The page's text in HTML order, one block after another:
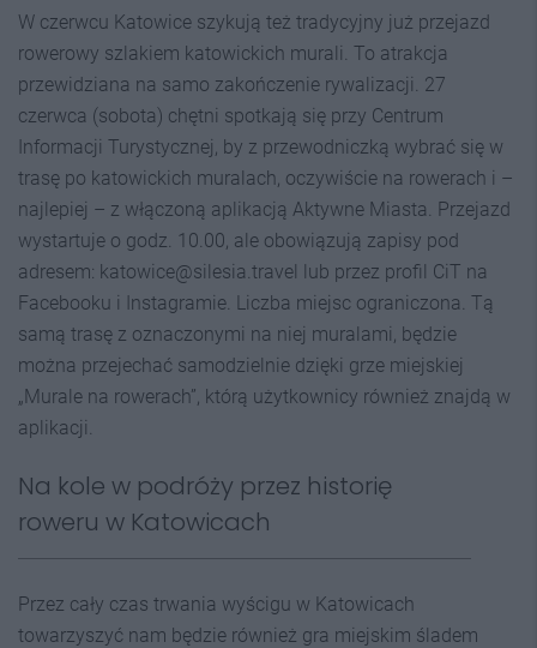
W czerwcu Katowice szykują też tradycyjny już przejazd
rowerowy szlakiem katowickich murali. To atrakcja
przewidziana na samo zakończenie rywalizacji. 27
czerwca (sobota) chętni spotkają się przy Centrum
Informacji Turystycznej, by z przewodniczką wybrać się w
trasę po katowickich muralach, oczywiście na rowerach i –
najlepiej – z włączoną aplikacją Aktywne Miasta. Przejazd
wystartuje o godz. 10.00, ale obowiązują zapisy pod
adresem: katowice@silesia.travel lub przez profil CiT na
Facebooku i Instagramie. Liczba miejsc ograniczona. Tą
samą trasę z oznaczonymi na niej muralami, będzie
można przejechać samodzielnie dzięki grze miejskiej
„Murale na rowerach”, którą użytkownicy również znajdą w
aplikacji.
Na kole w podróży przez historię
roweru w Katowicach
Przez cały czas trwania wyścigu w Katowicach
towarzyszyć nam będzie również gra miejskim śladem